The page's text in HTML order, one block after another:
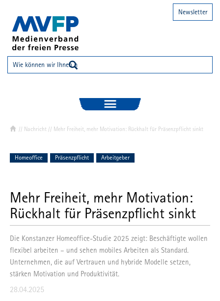
Newsletter
// Nachricht // Mehr Freiheit, mehr Motivation: Rückhalt für Präsenzpflicht sinkt
Homeoffice Präsenzpflicht Arbeitgeber
Mehr Freiheit, mehr Motivation:
Rückhalt für Präsenzpflicht sinkt
Die Konstanzer Homeoffice-Studie 2025 zeigt: Beschäftigte wollen
flexibel arbeiten – und sehen mobiles Arbeiten als Standard.
Unternehmen, die auf Vertrauen und hybride Modelle setzen,
stärken Motivation und Produktivität.
28.04.2025